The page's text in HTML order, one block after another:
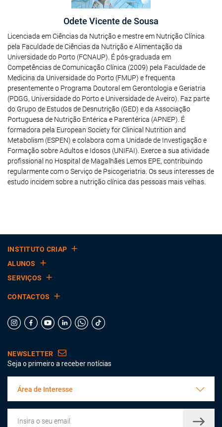
Odete Vicente de Sousa
Licenciada em Ciências da Nutrição e mestre em Nutrição Clínica
pela Faculdade de Ciências da Nutrição e Alimentação da
Universidade do Porto (FCNAUP). É pós-graduada em
Competências de Comunicação Clínica (2009) pela Faculdade de
Medicina da Universidade do Porto (FMUP) e frequenta
presentemente o Programa Doutoral em Gerontologia e Geriatria
(PDGG, Universidade do Porto e Universidade de Aveiro). Faz parte
do Grupo de Estudos de Desnutrição (GED) e da Associação
Portuguesa de Nutrição Entérica e Parentérica (APNEP). É
formadora pela European Society for Clinical Nutrition and
Metabolism (ESPEN) e colabora com a Unidade de Investigação e
Formação sobre Adultos e Idosos (UNIFAI). Exerce a sua atividade
profissional no Hospital de Magalhães Lemos EPE, contribuindo
regularmente com o Serviço de Psicogeriatria. Os seus interesses de
estudo incidem sobre a nutrição clínica das pessoas mais velhas.
INSTITUTO CRIAP
ALUNOS
SERVIÇOS
CONTACTOS
NEWSLETTER
Seja o primeiro a receber notícias
Área de Interesse